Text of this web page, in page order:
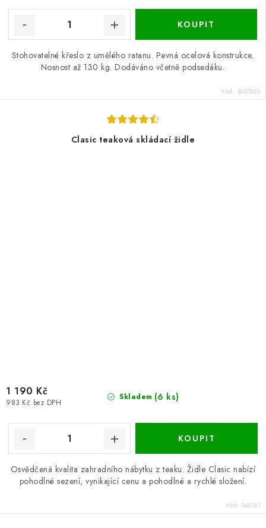
Stohovatelné křeslo z umělého ratanu. Pevná ocelová konstrukce.
Nosnost až 130 kg. Dodáváno včetně podsedáku.
Kód: 3457035
Clasic teaková skládací židle
Skladem (6 ks)
983 Kč bez DPH
1 190 Kč
Osvědčená kvalita zahradního nábytku z teaku. Židle Clasic nabízí
pohodlné sezení, vynikající cenu a pohodlné a rychlé složení.
Kód: 345741